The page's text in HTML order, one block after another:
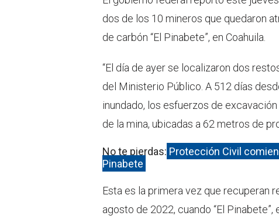
dos de los 10 mineros que quedaron
de carbón “El Pinabete”, en Coahuila.
“El día de ayer se localizaron dos
del Ministerio Público. A 512 días
inundado, los esfuerzos de
de la mina, ubicadas a 62 metros de
No te pierdas: Protección Civil
Pinabete
Esta es la primera vez que recuperan
agosto de 2022, cuando “El